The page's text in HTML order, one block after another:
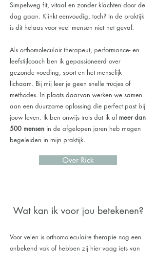
Simpelweg fit, vitaal en zonder klachten door de
dag gaan. Klinkt eenvoudig, toch? In de praktijk
is dit helaas voor veel mensen niet het geval.
Als orthomoleculair therapeut, performance- en
leefstijlcoach ben ik gepassioneerd over
gezonde voeding, sport en het menselijk
lichaam. Bij mij leer je geen snelle trucjes of
methodes. In plaats daarvan werken we samen
aan een duurzame oplossing die perfect past bij
jouw leven. Ik ben onwijs trots dat ik al meer dan
500 mensen in de afgelopen jaren heb mogen
begeleiden in mijn praktijk.
Over Rick
Wat kan ik voor jou betekenen?
Voor velen is orthomoleculaire therapie nog een
onbekend vak of hebben zij hier vaag iets van